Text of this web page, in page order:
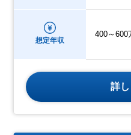
想定年収
400～600
詳